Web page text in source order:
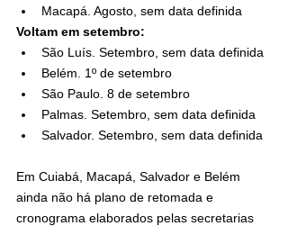
Macapá. Agosto, sem data definida
Voltam em setembro:
São Luís. Setembro, sem data definida
Belém. 1º de setembro
São Paulo. 8 de setembro
Palmas. Setembro, sem data definida
Salvador. Setembro, sem data definida
Em Cuiabá, Macapá, Salvador e Belém
ainda não há plano de retomada e
cronograma elaborados pelas secretarias